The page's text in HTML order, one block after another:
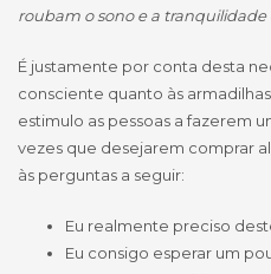
roubam o sono e a
É justamente por conta desta
consciente quanto às
estimulo as pessoas a fazerem
vezes que desejarem comprar
às perguntas a seguir:
Eu realmente preciso
Eu consigo esperar um